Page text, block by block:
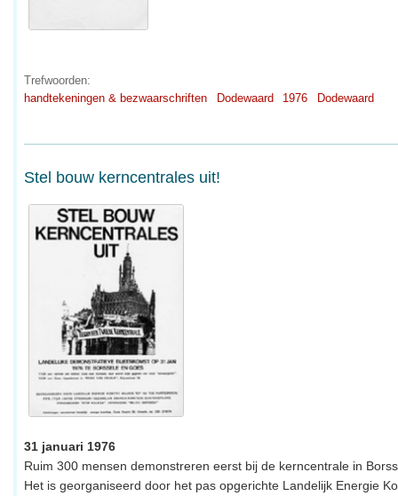
Trefwoorden:
handtekeningen & bezwaarschriften
Dodewaard 1976 Dodewaard
Stel bouw kerncentrales uit!
31 januari 1976
Ruim 300 mensen demonstreren eerst bij de kerncentrale in
Het is georganiseerd door het pas opgerichte Landelijk Energie